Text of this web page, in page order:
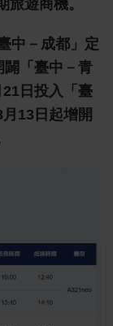
遊商機。
中－成都」定
闢「臺中－青
日投入「臺
13日起增開